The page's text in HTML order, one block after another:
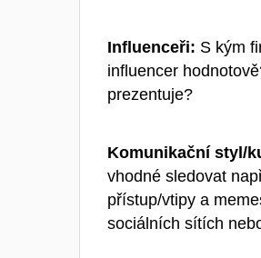
Influenceři: S kým
influencer
prezentuje?
Komunikační styl/
vhodné sledovat
přístup/vtipy a
sociálních sítích